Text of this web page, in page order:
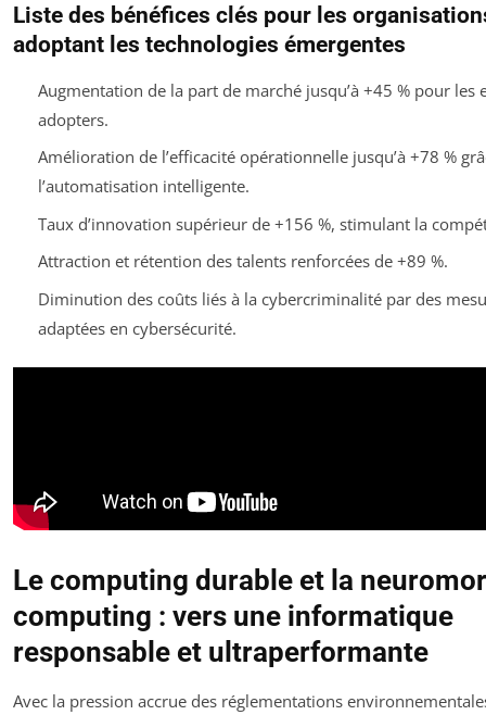
Liste des bénéfices clés pour les
adoptant les technologies émergentes
Augmentation de la part de marché jusqu’à +45 % pour les
adopters.
Amélioration de l’efficacité opérationnelle jusqu’à +78 %
l’automatisation intelligente.
Taux d’innovation supérieur de +156 %, stimulant la
Attraction et rétention des talents renforcées de +89 %.
Diminution des coûts liés à la cybercriminalité par des
adaptées en cybersécurité.
Le computing durable et la
computing : vers une informatique
responsable et ultraperformante
Avec la pression accrue des réglementations